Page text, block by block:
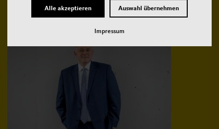
neue Beiträge:
Alle akzeptieren Auswahl übernehmen
Impressum